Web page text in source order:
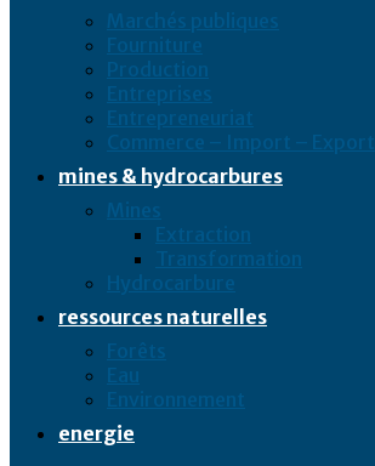
Marchés publiques
Fourniture
Production
Entreprises
Entrepreneuriat
Commerce – Import – Export
mines & hydrocarbures
Mines
Extraction
Transformation
Hydrocarbure
ressources naturelles
Forêts
Eau
Environnement
energie